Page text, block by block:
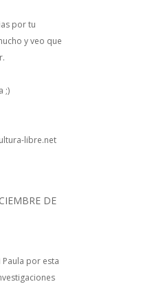
por tu
y veo que
;)
libre.net
DE
Paula por esta